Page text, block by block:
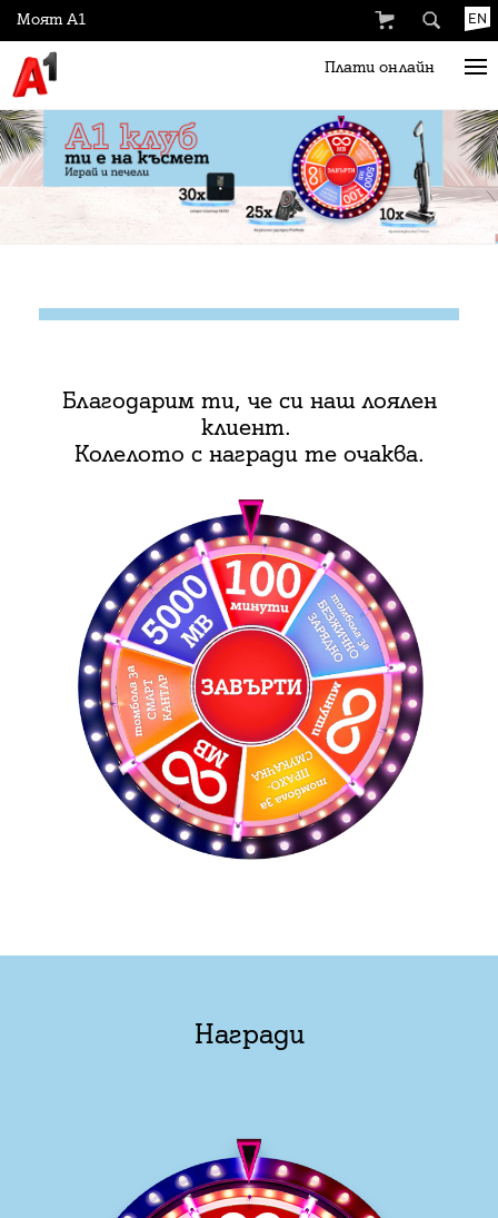
EN
Плати онлайн
Моят А1
Благодарим ти, че си наш лоялен
клиент.
Колелото с награди те очаква.
Награди